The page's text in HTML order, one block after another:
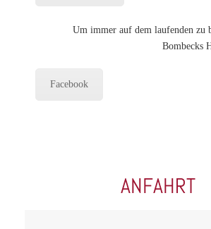
Um immer auf dem laufenden zu
Bombecks
Facebook
ANFAHRT